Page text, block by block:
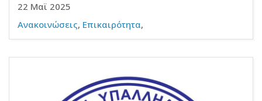
22 Μαϊ 2025
Ανακοινώσεις, Επικαιρότητα,